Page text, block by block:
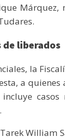
Márquez,
liberados
la
a
William